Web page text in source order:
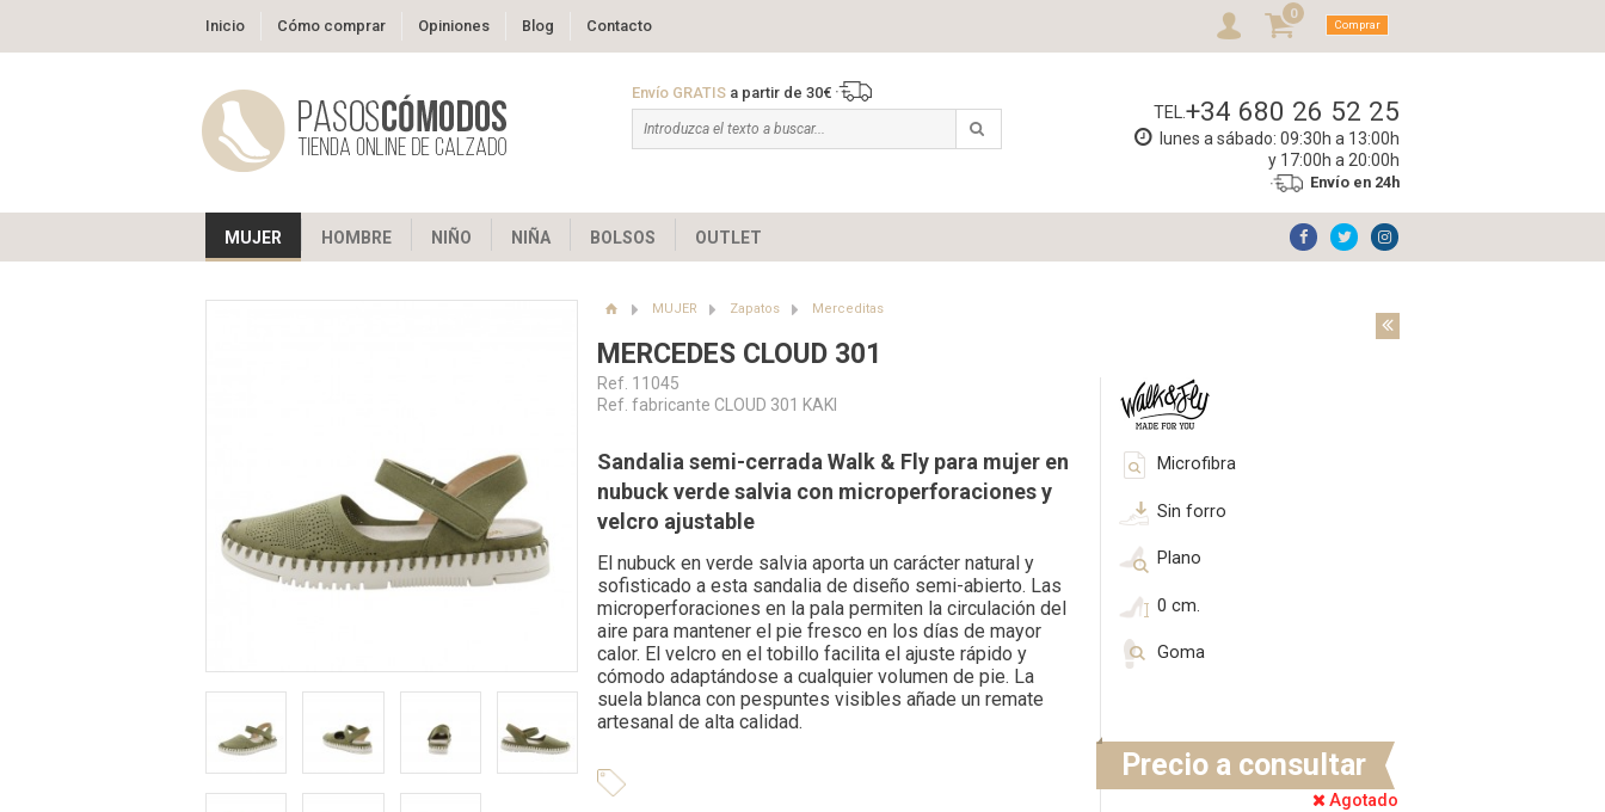
Inicio Cómo comprar Opiniones Blog Contacto
0
Comprar
Envío GRATISa partir de 30€
TEL.+34 680 26 52 25
lunes a sábado: 09:30h a 13:00h
y 17:00h a 20:00h
Envío en 24h
MUJER HOMBRE NIÑO NIÑA BOLSOS OUTLET
MUJER Zapatos Merceditas
MERCEDES CLOUD 301
Ref. 11045
Ref. fabricante CLOUD 301 KAKI
Sandalia semi-cerrada Walk & Fly para mujer en
nubuck verde salvia con microperforaciones y
velcro ajustable
El nubuck en verde salvia aporta un carácter natural y
sofisticado a esta sandalia de diseño semi-abierto. Las
microperforaciones en la pala permiten la circulación del
aire para mantener el pie fresco en los días de mayor
calor. El velcro en el tobillo facilita el ajuste rápido y
cómodo adaptándose a cualquier volumen de pie. La
suela blanca con pespuntes visibles añade un remate
artesanal de alta calidad.
Microfibra
Sin forro
Plano
0 cm.
Goma
Precio a consultar
Agotado